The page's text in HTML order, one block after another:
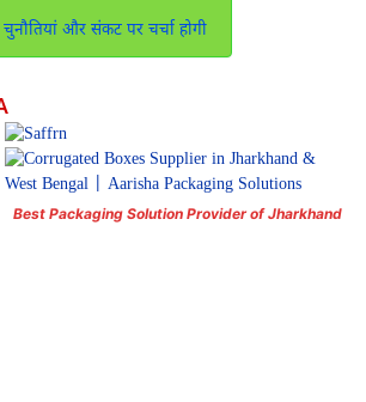
चुनौतियां और संकट पर चर्चा होगी
Best Packaging Solution Provider of Jharkhand